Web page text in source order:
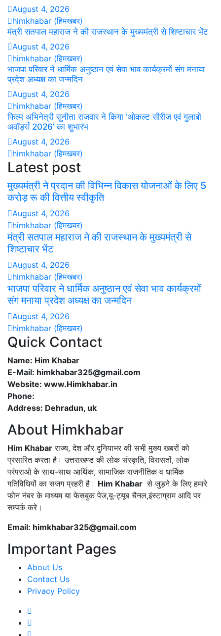
August 4, 2026
himkhabar (हिमखबर)
मंत्री सतपाल महाराज ने की राजस्थान के मुख्यमंत्री से शिष्टाचार भेंट
August 4, 2026
himkhabar (हिमखबर)
भाजपा परिवार ने धार्मिक अनुष्ठान एवं सेवा भाव कार्यक्रमों संग मनाया
प्रदेश अध्यक्ष का जन्मदिन
August 4, 2026
himkhabar (हिमखबर)
फिल्म अभिनेत्री सुनीता राजवार ने किया ‘ओकल्ट सीरीज एवं गुलाबो
अवॉर्ड्स 2026’ का शुभारंभ
August 4, 2026
himkhabar (हिमखबर)
Latest post
मुख्यमंत्री ने प्रदान की विभिन्न विकास योजनाओं के लिए 5
करोड़ रू की वित्तीय स्वीकृति
August 4, 2026
himkhabar (हिमखबर)
मंत्री सतपाल महाराज ने की राजस्थान के मुख्यमंत्री से
शिष्टाचार भेंट
August 4, 2026
himkhabar (हिमखबर)
भाजपा परिवार ने धार्मिक अनुष्ठान एवं सेवा भाव कार्यक्रमों
संग मनाया प्रदेश अध्यक्ष का जन्मदिन
August 4, 2026
himkhabar (हिमखबर)
Quick Contact
Name: Him Khabar
E-Mail: himkhabar325@gmail.com
Website: www.Himkhabar.in
Phone:
Address: Dehradun, uk
About Himkhabar
Him Khabar राज्य, देश और दुनियाभर की सभी मुख्य खबरों को
प्रसारित करता है। उत्तराखण्ड की लोक संस्कृति, विरासतों, लोक
परंपराओ के साथ-साथ आर्थिक, सामाजिक राजनीतिक व धार्मिक
गतिविधियों का सजग प्रहरी है। Him Khabar से जुड़ने के लिए हमारे
फोन नंबर के माध्यम या फेसबुक पेज,यू-ट्यूब चैनल,इंस्टाग्राम आदि पर
सम्पर्क करे।
Email: himkhabar325@gmail.com
Important Pages
About Us
Contact Us
Privacy Policy